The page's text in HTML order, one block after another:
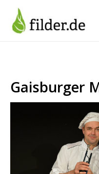
Inhalt
springen
Gaisburger